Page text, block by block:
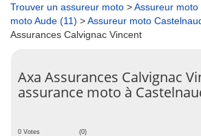
Trouver un assureur moto >Assureur moto
moto Aude (11) >Assureur moto
Assurances Calvignac Vincent
Axa Assurances Calvignac
assurance moto à
0 Votes (0)